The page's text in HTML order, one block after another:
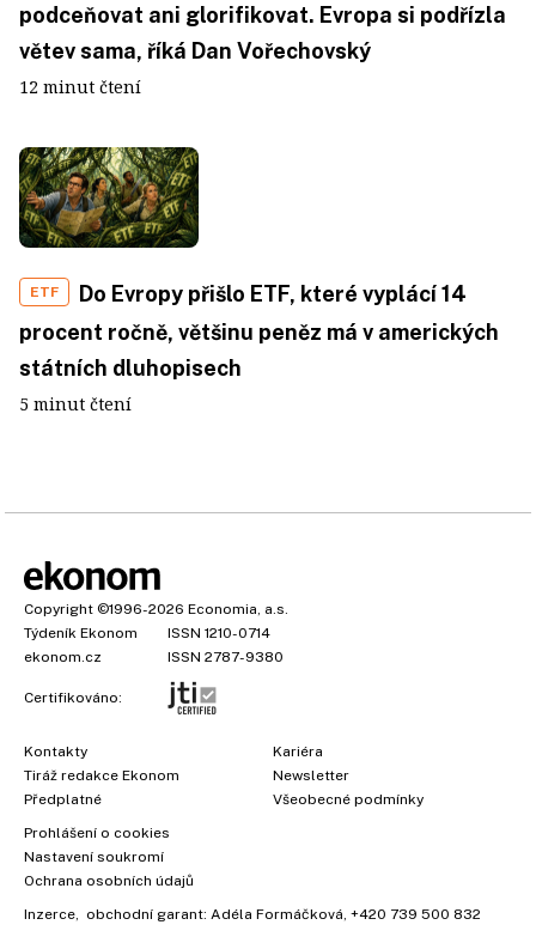
podceňovat ani glorifikovat. Evropa si podřízla
větev sama, říká Dan Vořechovský
12 minut čtení
ETF
Do Evropy přišlo ETF, které vyplácí 14
procent ročně, většinu peněz má v amerických
státních dluhopisech
5 minut čtení
Copyright ©1996-2026 Economia, a.s.
Týdeník Ekonom
ISSN 1210-0714
ekonom.cz
ISSN 2787-9380
Certifikováno:
Kontakty
Tiráž redakce Ekonom
Předplatné
Kariéra
Newsletter
Všeobecné podmínky
Prohlášení o cookies
Nastavení soukromí
Ochrana osobních údajů
Inzerce, obchodní garant: Adéla Formáčková, +420 739 500 832